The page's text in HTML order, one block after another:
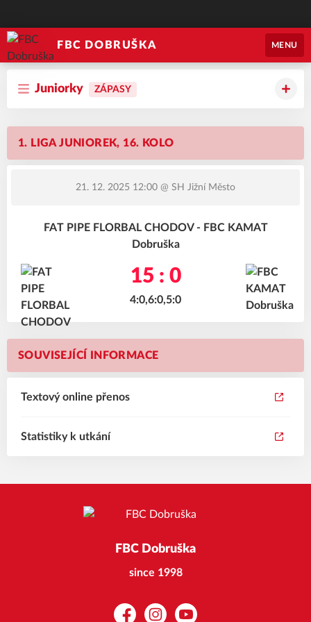
FBC DOBRUŠKA MENU
Juniorky ZÁPASY
1. LIGA JUNIOREK, 16. KOLO
21. 12. 2025 12:00 @ SH Jižní Město
FAT PIPE FLORBAL CHODOV - FBC KAMAT
Dobruška
15 : 0
4:0,6:0,5:0
SOUVISEJÍCÍ INFORMACE
Textový online přenos
Statistiky k utkání
FBC Dobruška
since 1998